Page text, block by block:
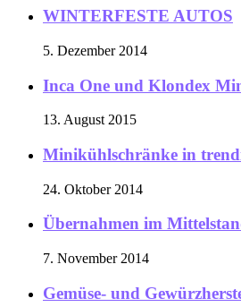
WINTERFESTE AUTOS
5. Dezember 2014
Inca One und Klondex
13. August 2015
Minikühlschränke in
24. Oktober 2014
Übernahmen im
7. November 2014
Gemüse- und